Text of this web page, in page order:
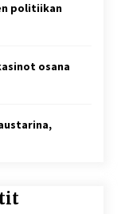
politiikan
osana